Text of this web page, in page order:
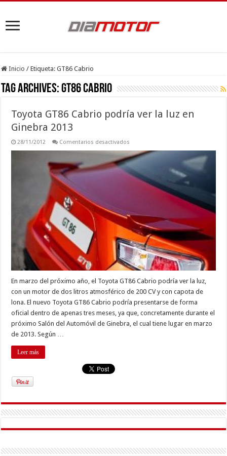
Inicio / Etiqueta:GT86 Cabrio
Tag Archives:GT86 Cabrio
Toyota GT86 Cabrio podría ver la luz en
Ginebra 2013
28/11/2012 Comentarios desactivados
GT86
Cabrio
podría
ver
En marzo del próximo año, el Toyota GT86 Cabrio podría ver la luz,
con un motor de dos litros atmosférico de 200 CV y con capota de
lona. El nuevo Toyota GT86 Cabrio podría presentarse de forma
oficial dentro de apenas tres meses, ya que, concretamente durante el
próximo Salón del Automóvil de Ginebra, el cual tiene lugar en marzo
de 2013. Según …
Leer más